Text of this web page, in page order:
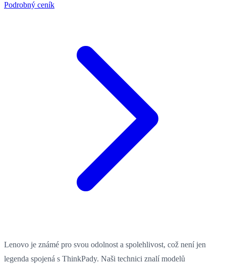
Podrobný ceník
Lenovo je známé pro svou odolnost a spolehlivost, což není jen
legenda spojená s ThinkPady. Naši technici znalí modelů